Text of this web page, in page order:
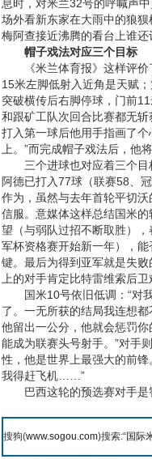
息时，对米兰32号的呼喊声
场外看新东家在大雨中的狼
梅阿查接近沸腾的看台上谁还
帽子戏法对应三个目标
《米兰体育报》这样评价
15米左脚低射入近角是天赋
突破横传后右脚停球，门前
和跟矿工队次回合比赛都无
打入第一球后他用手指画了
上。”而完成帽子戏法后，他
三个进球也对应着三个目
阿德已打入77球（联赛58、
作为，虽然与去年首轮平切
信服。意媒体这样总结国米
望（与弱队过招不断取胜）
军杯资格赛开始新一年），
键。最后为得到亚军就是失
上的对手肯定比特雷维索后卫
国米10号依旧低调：“对我
了。一无所获的结局我连想
他留出一公分，他就会惩罚
能成为联赛头号射手。”对手
性，他是世界上最强大的前锋
我得赶飞机……”
巴西这轮的预选赛对手是
搜狗(www.sogou.com)搜索:“国际